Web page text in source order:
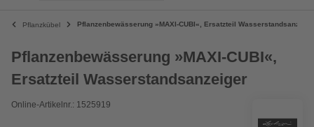
Pflanzkübel Pflanzenbewässerung »MAXI-CUBI«, Ersatzteil
Pflanzenbewässerung »MAXI-CUBI«,
Ersatzteil Wasserstandsanzeiger
Online-Artikelnr.: 1525919